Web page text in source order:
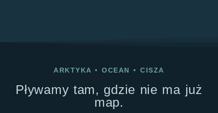
ARKTYKA• OCEAN• CISZA
Pływamy tam, gdzie nie ma już
map.